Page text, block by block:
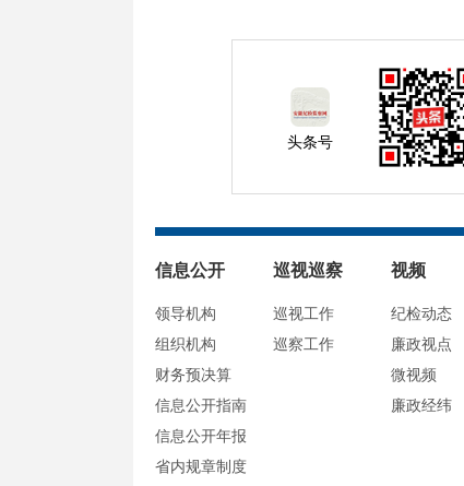
头条号
信息公开
领导机构
组织机构
财务预决算
信息公开指南
信息公开年报
省内规章制度
巡视巡察
巡视工作
巡察工作
视频
纪检动态
廉政视点
微视频
廉政经纬